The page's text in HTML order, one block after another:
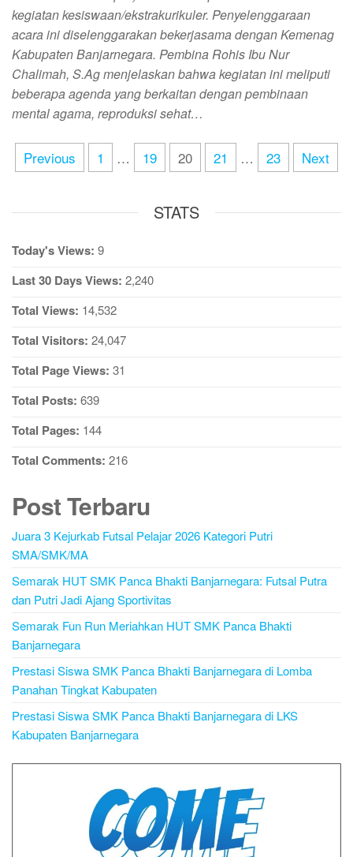
kegiatan kesiswaan/ekstrakurikuler. Penyelenggaraan
acara ini diselenggarakan bekerjasama dengan Kemenag
Kabupaten Banjarnegara. Pembina Rohis Ibu Nur
Chalimah, S.Ag menjelaskan bahwa kegiatan ini meliputi
beberapa agenda yang berkaitan dengan pembinaan
mental agama, reproduksi sehat…
Previous 1 … 19 20 21 … 23 Next
STATS
Today's Views: 9
Last 30 Days Views: 2,240
Total Views: 14,532
Total Visitors: 24,047
Total Page Views: 31
Total Posts: 639
Total Pages: 144
Total Comments: 216
Post Terbaru
Juara 3 Kejurkab Futsal Pelajar 2026 Kategori Putri
SMA/SMK/MA
Semarak HUT SMK Panca Bhakti Banjarnegara: Futsal Putra
dan Putri Jadi Ajang Sportivitas
Semarak Fun Run Meriahkan HUT SMK Panca Bhakti
Banjarnegara
Prestasi Siswa SMK Panca Bhakti Banjarnegara di Lomba
Panahan Tingkat Kabupaten
Prestasi Siswa SMK Panca Bhakti Banjarnegara di LKS
Kabupaten Banjarnegara